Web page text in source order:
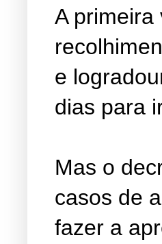
A primeira
e
dias para
Mas o
casos de
fazer a